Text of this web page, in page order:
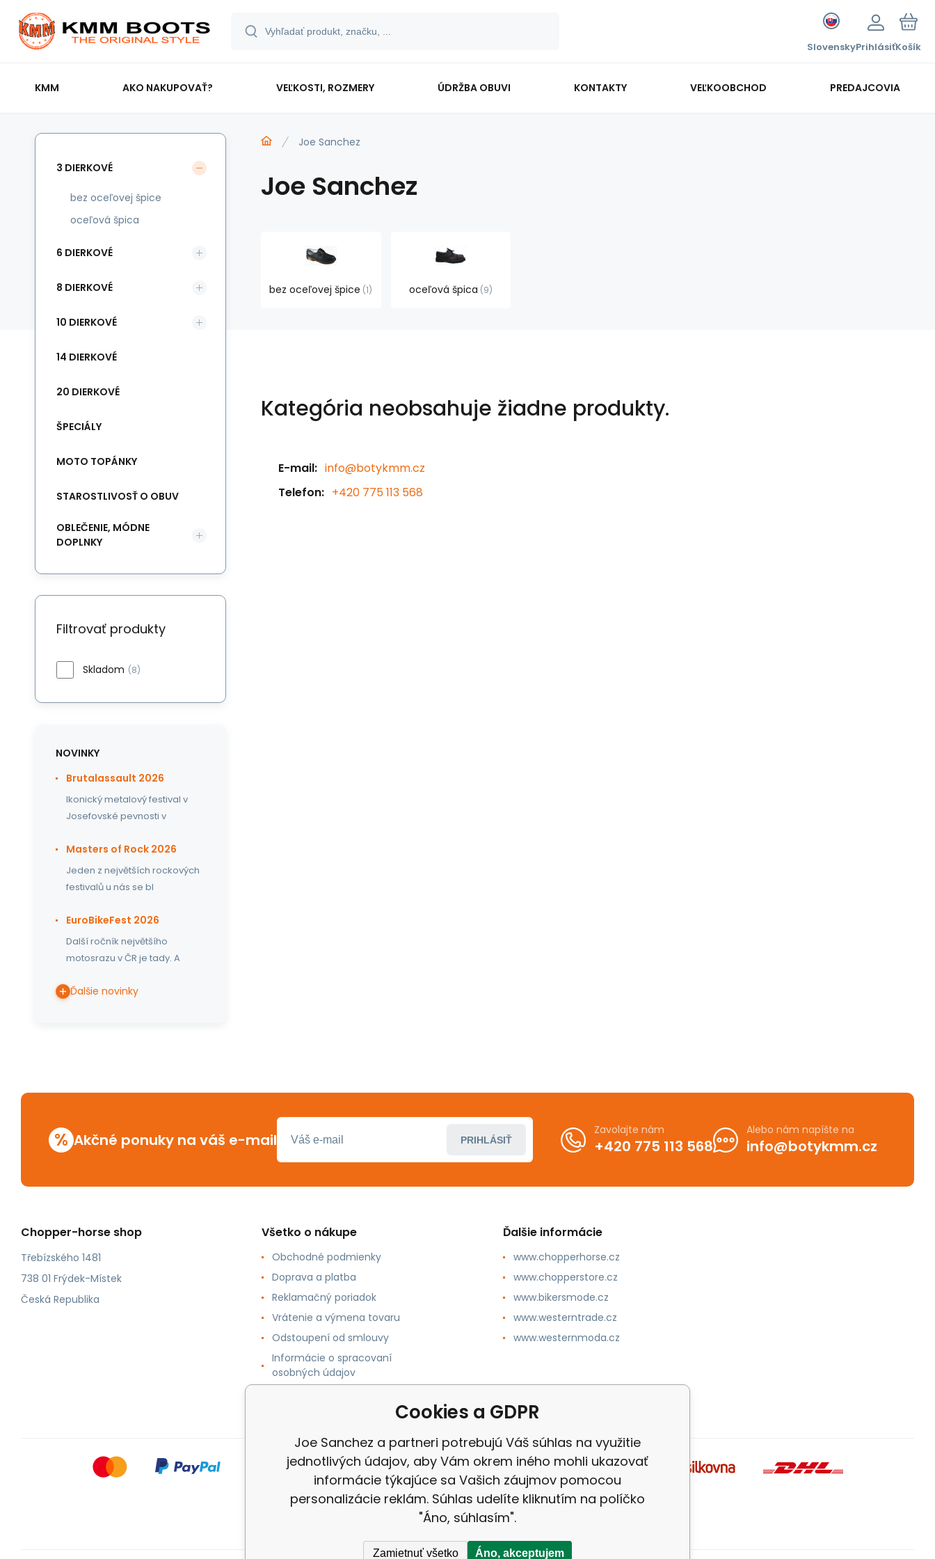
SlovenskyPrihlásiťKošík
KMM AKO NAKUPOVAŤ? VEĽKOSTI, ROZMERY ÚDRŽBA OBUVI KONTAKTY VEĽKOOBCHOD PREDAJCOVIA
Joe Sanchez
Joe Sanchez
bez oceľovej špice 1 oceľová špica 9
Kategória neobsahuje žiadne produkty.
E-mail: info@botykmm.cz
Telefon: +420 775 113 568
3 DIERKOVÉ
bez oceľovej špice
oceľová špica
6 DIERKOVÉ
8 DIERKOVÉ
10 DIERKOVÉ
14 DIERKOVÉ
20 DIERKOVÉ
ŠPECIÁLY
MOTO TOPÁNKY
STAROSTLIVOSŤ O OBUV
OBLEČENIE, MÓDNE
DOPLNKY
Filtrovať produkty
Skladom (8)
NOVINKY
Brutalassault 2026
Ikonický metalový festival v
Josefovské pevnosti v
Masters of Rock 2026
Jeden z největších rockových
festivalů u nás se bl
EuroBikeFest 2026
Další ročník největšího
motosrazu v ČR je tady. A
Ďalšie novinky
% Akčné ponuky na váš e-mail PRIHLÁSIŤ
Zavolajte nám
+420 775 113 568
Alebo nám napíšte na
info@botykmm.cz
Chopper-horse shop
Třebízského 1481
738 01 Frýdek-Místek
Česká Republika
Všetko o nákupe
Obchodné podmienky
Doprava a platba
Reklamačný poriadok
Vrátenie a výmena tovaru
Odstoupení od smlouvy
Informácie o spracovaní
osobných údajov
Ďalšie informácie
www.chopperhorse.cz
www.chopperstore.cz
www.bikersmode.cz
www.westerntrade.cz
www.westernmoda.cz
Cookies a GDPR
Joe Sanchez a partneri potrebujú Váš súhlas na využitie
jednotlivých údajov, aby Vám okrem iného mohli ukazovať
informácie týkajúce sa Vašich záujmov pomocou
personalizácie reklám. Súhlas udelíte kliknutím na políčko
"Áno, súhlasím".
Zamietnuť všetko Áno, akceptujem